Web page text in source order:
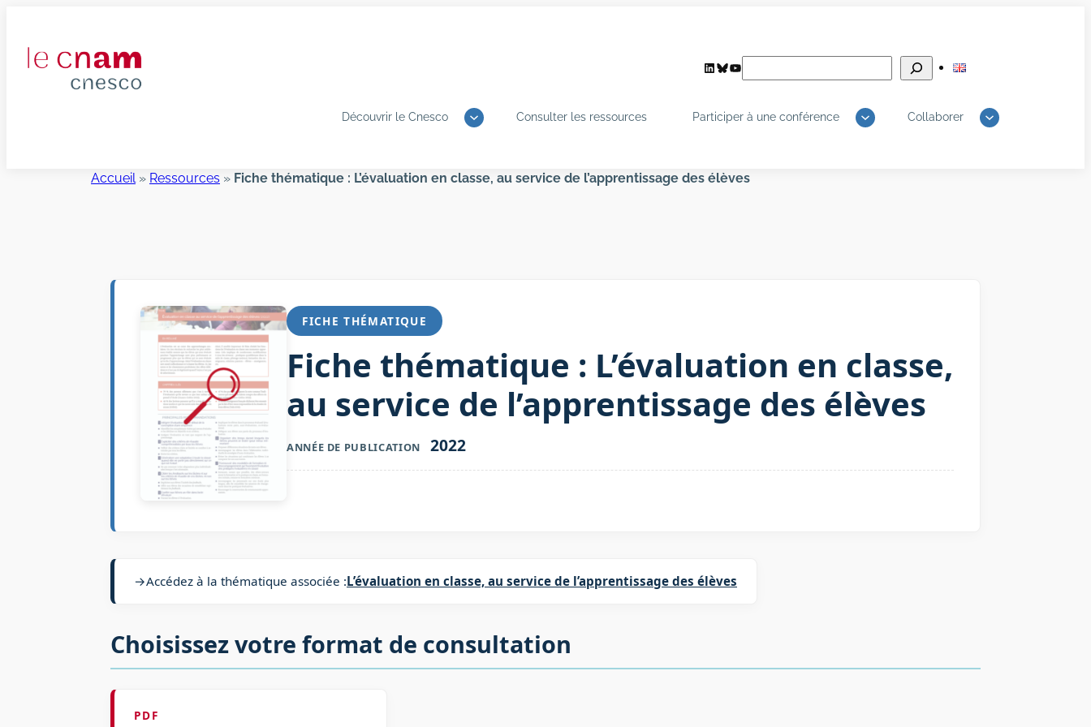
contenu
LinkedIn
Bluesky
YouTube
Découvrir le Cnesco Consulter les ressources Participer à une conférence Collaborer
Accueil» Ressources » Fiche thématique : L’évaluation en classe, au service de l’apprentissage des élèves
FICHE THÉMATIQUE
Fiche thématique : L’évaluation en classe,
au service de l’apprentissage des élèves
ANNÉE DE PUBLICATION 2022
→Accédez à la thématique associée :L’évaluation en classe, au service de l’apprentissage des élèves
Choisissez votre format de consultation
PDF